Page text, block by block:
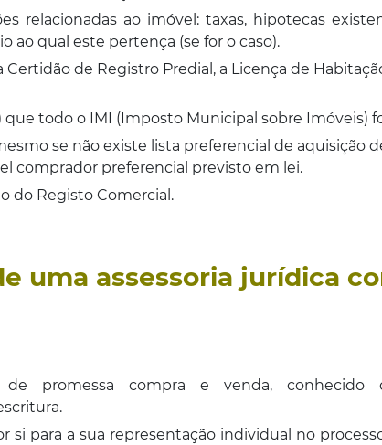
relacionadas ao imóvel: taxas, hipotecas
qual este pertença (se for o caso).
de Registro Predial, a Licença de
todo o IMI (Imposto Municipal sobre Imóveis)
se não existe lista preferencial de aquisição
comprador preferencial previsto em lei.
do Registo Comercial.
uma assessoria jurídica
promessa compra e venda, conhecido
para a sua representação individual no